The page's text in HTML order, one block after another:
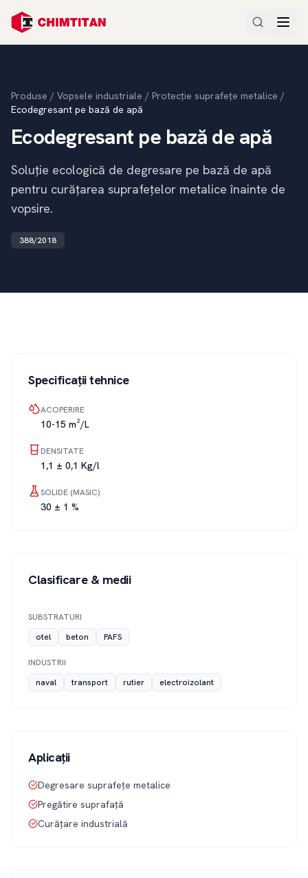
Produse / Vopsele industriale / Protecție suprafețe metalice /
Ecodegresant pe bază de apă
Ecodegresant pe bază de apă
Soluție ecologică de degresare pe bază de apă
pentru curățarea suprafețelor metalice înainte de
vopsire.
388/2018
Specificații tehnice
ACOPERIRE
10-15 m²/L
DENSITATE
1,1 ± 0,1 Kg/l
SOLIDE (MASIC)
30 ± 1 %
Clasificare & medii
SUBSTRATURI
otel
beton PAFS
INDUSTRII
naval
transport rutier electroizolant
Aplicații
Degresare suprafețe metalice
Pregătire suprafață
Curățare industrială